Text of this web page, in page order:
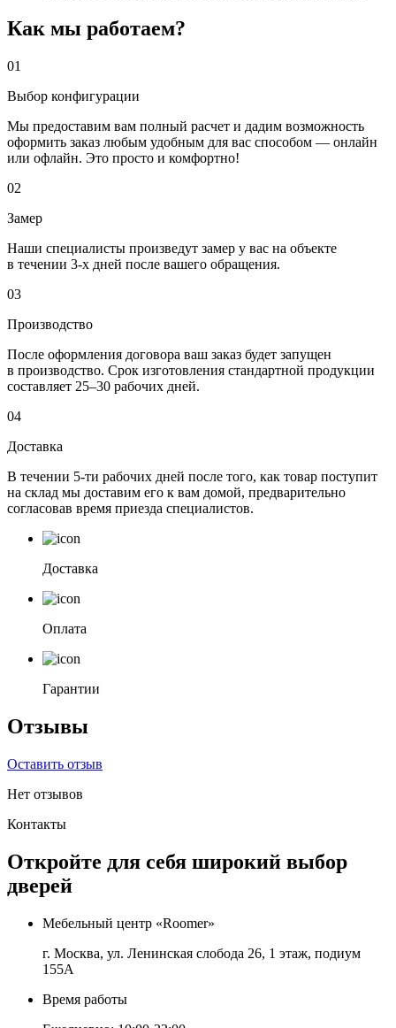
Как мы работаем?
01
Выбор конфигурации
Мы предоставим вам полный расчет и дадим возможность
оформить заказ любым удобным для вас способом — онлайн
или офлайн. Это просто и комфортно!
02
Замер
Наши специалисты произведут замер у вас на объекте
в течении 3-х дней после вашего обращения.
03
Производство
После оформления договора ваш заказ будет запущен
в производство. Срок изготовления стандартной продукции
составляет 25–30 рабочих дней.
04
Доставка
В течении 5-ти рабочих дней после того, как товар поступит
на склад мы доставим его к вам домой, предварительно
согласовав время приезда специалистов.
Доставка
Оплата
Гарантии
Отзывы
Оставить отзыв
Нет отзывов
Контакты
Откройте для себя широкий выбор
дверей
Мебельный центр «Roomer»
г. Москва, ул. Ленинская слобода 26, 1 этаж, подиум
155А
Время работы